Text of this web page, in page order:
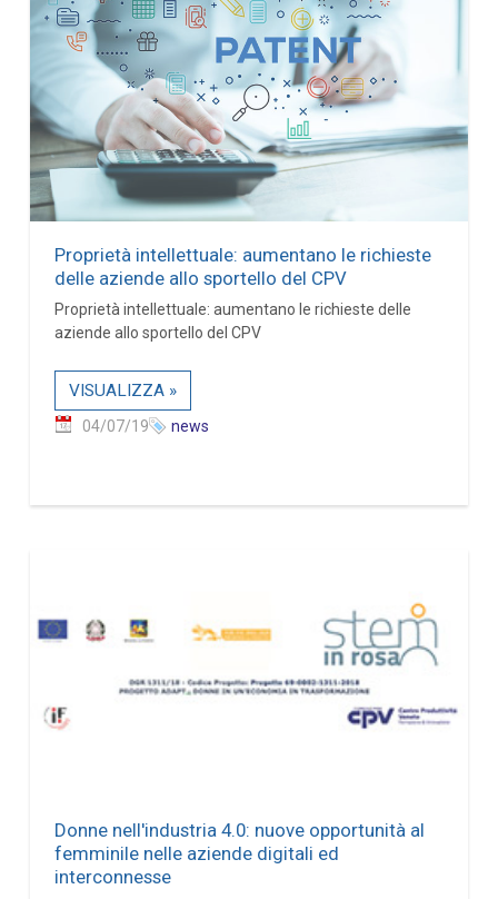
Proprietà intellettuale: aumentano le richieste
delle aziende allo sportello del CPV
Proprietà intellettuale: aumentano le richieste delle
aziende allo sportello del CPV
VISUALIZZA »
04/07/19 news
Donne nell'industria 4.0: nuove opportunità al
femminile nelle aziende digitali ed
interconnesse